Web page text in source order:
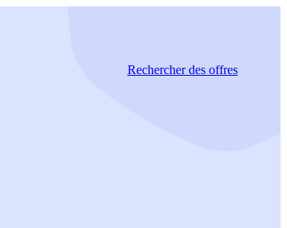
Rechercherdes offres